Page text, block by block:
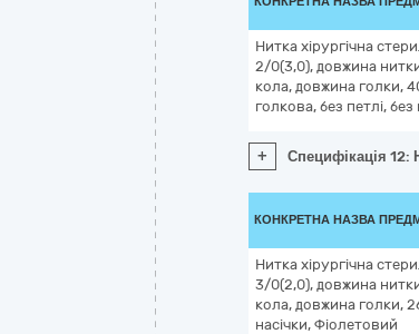
Нитка хірургічна
2/0(3,0), довжина
кола, довжина голки,
голкова, без петлі,
+ Специфікація 12:
КОНКРЕТНА НАЗВА
Нитка хірургічна
3/0(2,0), довжина
кола, довжина голки,
насічки, Фіолетовий